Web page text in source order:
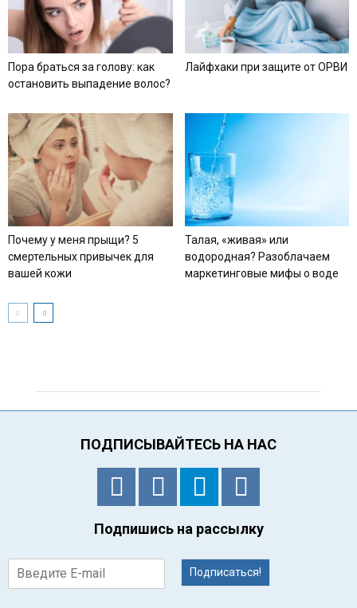
Пора браться за голову: как
остановить выпадение волос?
Лайфхаки при защите от ОРВИ
Почему у меня прыщи? 5
смертельных привычек для
вашей кожи
Талая, «живая» или
водородная? Разоблачаем
маркетинговые мифы о воде
ПОДПИСЫВАЙТЕСЬ НА НАС
Подпишись на рассылку
Подписаться!